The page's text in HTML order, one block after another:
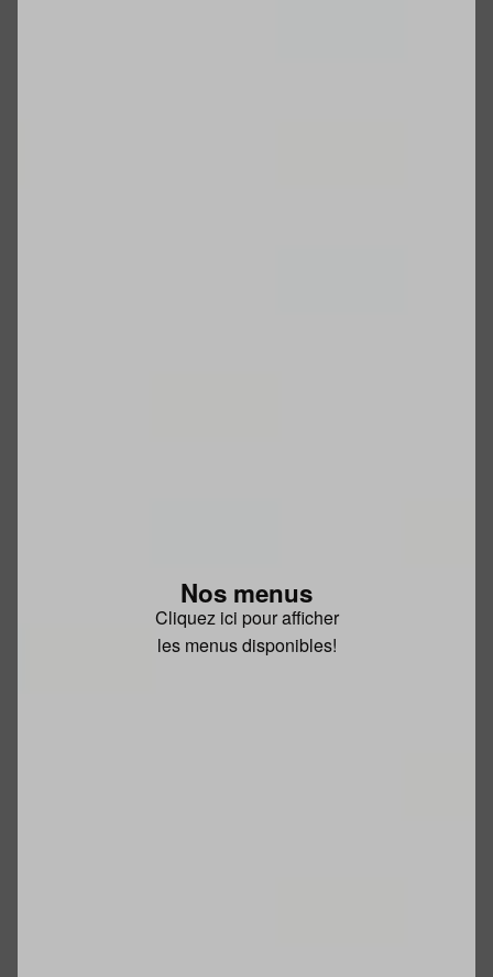
Nos menus
Cliquez ici pour afficher
les menus disponibles!